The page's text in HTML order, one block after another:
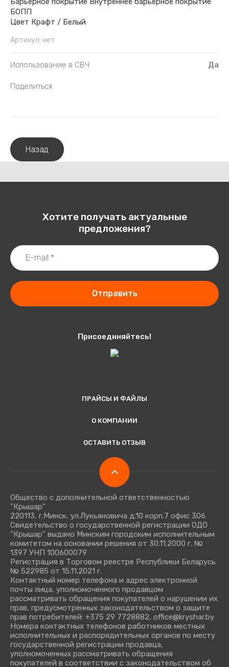
БОПП
Цвет Крафт / Белый
Артикул: нет
Использование в СВЧ Да
Поделиться
Назад
Присоединяйтесь!
Хотите получать актуальные
предложения?
Отправить
ПРАЙСЫ И ФАЙЛЫ
О КОМПАНИИ
ОСТАВИТЬ ОТЗЫВ
Общество с дополнительной ответственностью
"Крышар"
220113, г.Минск, ул.Лукьяновича д.10 корп.7 офис 306
Свидетельство о государственной регистрации ОДО
"Крышар" выдано Минским городским исполнительным
комитетом на основании решения от 30.11.2000 г. №
1397 УНП 100600079
Регистрация в Торговом реестре Республики Беларусь
№ 522985 от 15.11.2021 г.
Контактный номер телефона и адрес электронной
почты лица, уполномоченного продавцом
рассматривать обращения покупателей о нарушении их
прав, предусмотренных законодательством о защите
прав потребителей: +375 29 7728882, office@kryshar.by
Номера контактных телефонов работников местных
исполнительных и распорядительных органов по месту
государственной регистрации продавца,
уполномоченных рассматривать обращения
покупателей в соответствии с законодательством об